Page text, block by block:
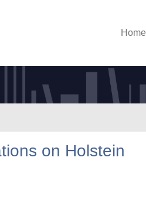
Home
on Holstein